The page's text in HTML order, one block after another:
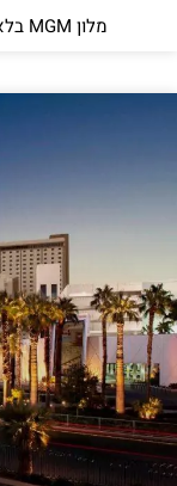
מלון MGM בלאס וגאס: MGM Grand Hotel & Casino